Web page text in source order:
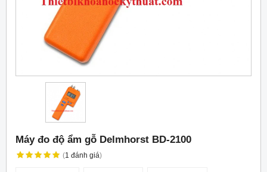
Máy đo độ ẩm gỗ Delmhorst BD-2100
(1 đánh giá)